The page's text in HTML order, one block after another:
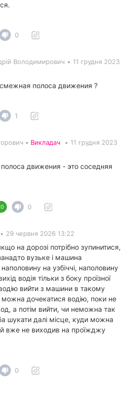
0
Володимирович • 11 грудня 2023
полоса движения ?
1
• Викладач • 11 грудня 2023
движения - это соседняя
0
• 29 червня 2026 13:22
на дорозі потрібно зупинитися,
вузьке і машина
на узбіччі, наполовину
водія тільки з боку проїзної
вийти з машини в такому
дочекатися водію, поки не
а потім вийти, чи неможна так
шукати далі місце, куди можна
вже не виходив на проїжджу
0